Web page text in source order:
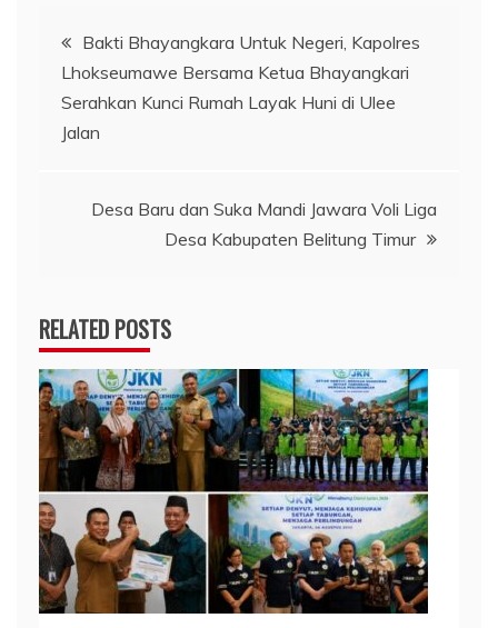
Navigasi
pos
Bakti Bhayangkara Untuk Negeri, Kapolres
Lhokseumawe Bersama Ketua Bhayangkari
Serahkan Kunci Rumah Layak Huni di Ulee
Jalan
Desa Baru dan Suka Mandi Jawara Voli Liga
Desa Kabupaten Belitung Timur
RELATED POSTS